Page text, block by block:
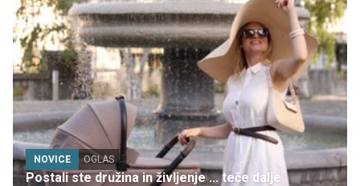
NOVICE OGLAS
Postali ste družina in življenje ... teče dalje